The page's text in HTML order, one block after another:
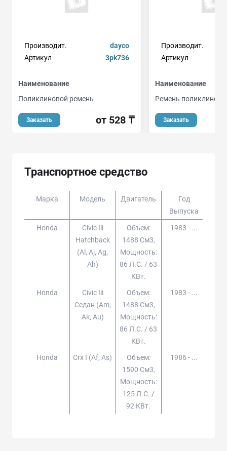
Производит.
dayco
Артикул
3pk736
Наименование
Поликлиновой ремень
Заказать от 528 ₸
Производит.
Артикул
Наименование
Ремень
Заказать
Транспортное средство
Марка Модель Двигатель
Год
Выпуска
Honda
Civic Iii
Hatchback
(al, Aj, Ag,
Ah)
Объем:
1488 См3,
Мощность:
86 Л.с. / 63
КВт.
1983 - ...
Honda
Civic Iii
Седан (am,
Ak, Au)
Объем:
1488 См3,
Мощность:
86 Л.с. / 63
КВт.
1983 - ...
Honda Crx I (af, As)
Объем:
1590 См3,
Мощность:
125 Л.с. /
92 КВт.
1986 - ...